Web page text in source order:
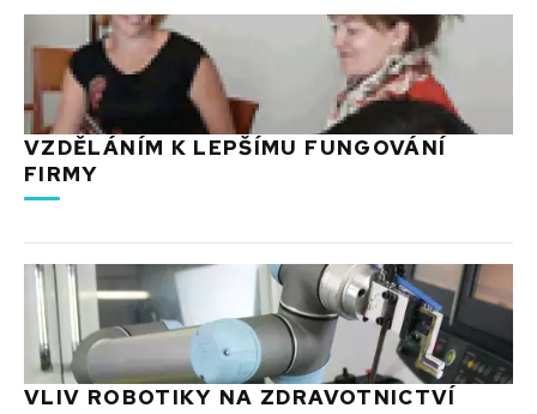
VZDĚLÁNÍM K LEPŠÍMU FUNGOVÁNÍ
FIRMY
VLIV ROBOTIKY NA ZDRAVOTNICTVÍ